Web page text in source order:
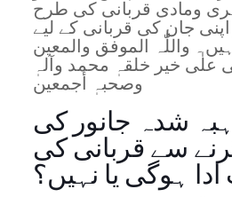
شدہ جانور کی
سے قربانی کی
ہوگی یا نہیں؟